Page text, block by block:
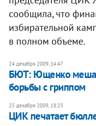
сообщила, что
избирательной
в полном объеме.
24 декабря 2009, 14:47
БЮТ: Ющенко
борьбы с гриппом
25 декабря 2009, 18:25
ЦИК печатает